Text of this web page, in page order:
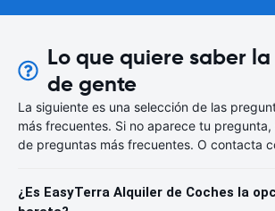
Lo que quiere saber
de gente
La siguiente es una selección de las
más frecuentes. Si no aparece tu
de preguntas más frecuentes. O contacta
¿Es EasyTerra Alquiler de Coches la